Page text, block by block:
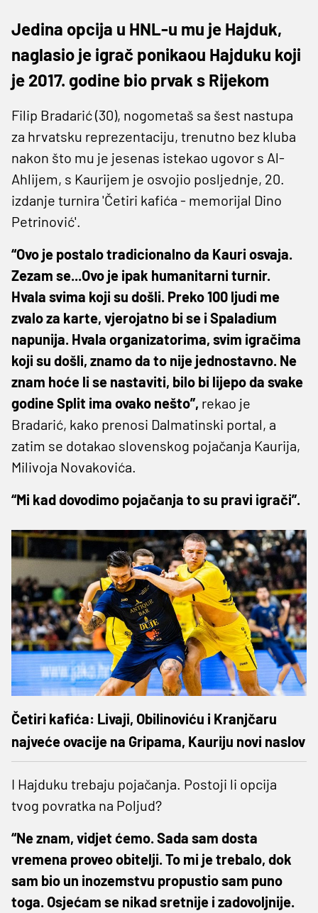
Jedina opcija u HNL-u mu je Hajduk,
naglasio je igrač ponikaou Hajduku koji
je 2017. godine bio prvak s Rijekom
Filip Bradarić (30), nogometaš sa šest nastupa
za hrvatsku reprezentaciju, trenutno bez kluba
nakon što mu je jesenas istekao ugovor s Al-
Ahlijem, s Kaurijem je osvojio posljednje, 20.
izdanje turnira 'Četiri kafića - memorijal Dino
Petrinović'.
“Ovo je postalo tradicionalno da Kauri osvaja.
Zezam se...Ovo je ipak humanitarni turnir.
Hvala svima koji su došli. Preko 100 ljudi me
zvalo za karte, vjerojatno bi se i Spaladium
napunija. Hvala organizatorima, svim igračima
koji su došli, znamo da to nije jednostavno. Ne
znam hoće li se nastaviti, bilo bi lijepo da svake
godine Split ima ovako nešto”, rekao je
Bradarić, kako prenosi Dalmatinski portal, a
zatim se dotakao slovenskog pojačanja Kaurija,
Milivoja Novakovića.
“Mi kad dovodimo pojačanja to su pravi igrači”.
Četiri kafića: Livaji, Obilinoviću i Kranjčaru
najveće ovacije na Gripama, Kauriju novi naslov
I Hajduku trebaju pojačanja. Postoji li opcija
tvog povratka na Poljud?
“Ne znam, vidjet ćemo. Sada sam dosta
vremena proveo obitelji. To mi je trebalo, dok
sam bio un inozemstvu propustio sam puno
toga. Osjećam se nikad sretnije i zadovoljnije.